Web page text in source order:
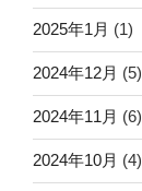
2025年1月 (1)
2024年12月 (5)
2024年11月 (6)
2024年10月 (4)